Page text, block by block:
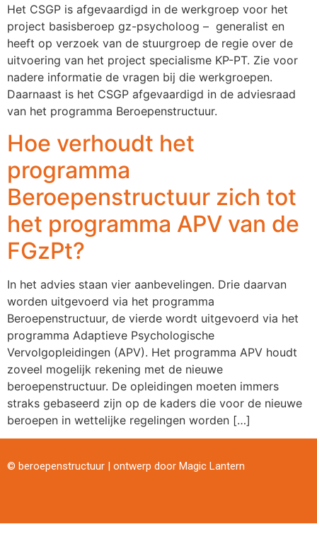
Het CSGP is afgevaardigd in de werkgroep voor het
project basisberoep gz-psycholoog – generalist en
heeft op verzoek van de stuurgroep de regie over de
uitvoering van het project specialisme KP-PT. Zie voor
nadere informatie de vragen bij die werkgroepen.
Daarnaast is het CSGP afgevaardigd in de adviesraad
van het programma Beroepenstructuur.
Hoe verhoudt het
programma
Beroepenstructuur zich tot
het programma APV van de
FGzPt?
In het advies staan vier aanbevelingen. Drie daarvan
worden uitgevoerd via het programma
Beroepenstructuur, de vierde wordt uitgevoerd via het
programma Adaptieve Psychologische
Vervolgopleidingen (APV). Het programma APV houdt
zoveel mogelijk rekening met de nieuwe
beroepenstructuur. De opleidingen moeten immers
straks gebaseerd zijn op de kaders die voor de nieuwe
beroepen in wettelijke regelingen worden […]
© beroepenstructuur | ontwerp door Magic Lantern